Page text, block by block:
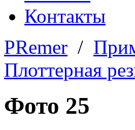
Контакты
PRemer /
Плоттерная
Фото 25